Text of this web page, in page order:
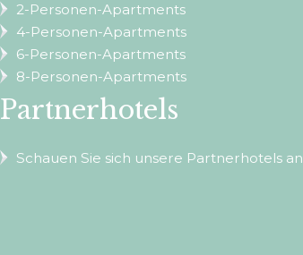
2-Personen-Apartments
4-Personen-Apartments
6-Personen-Apartments
8-Personen-Apartments
Partnerhotels
Schauen Sie sich unsere Partnerhotels an